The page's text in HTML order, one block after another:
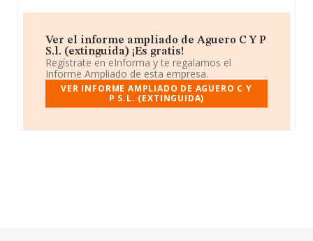
Ver el informe ampliado de Aguero C Y P
S.l. (extinguida) ¡Es gratis!
Regístrate en eInforma y te regalamos el
Informe Ampliado de esta empresa.
VER INFORME AMPLIADO DE AGUERO C Y
P S.L. (EXTINGUIDA)